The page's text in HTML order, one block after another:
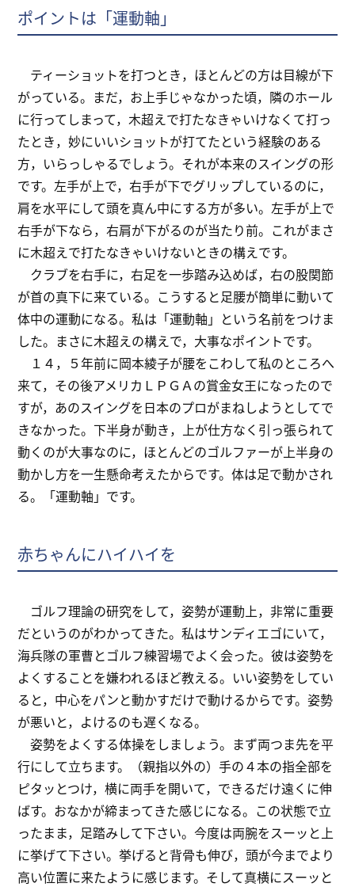
ポイントは「運動軸」
ティーショットを打つとき，ほとんどの方は目線が下
がっている。まだ，お上手じゃなかった頃，隣のホール
に行ってしまって，木超えで打たなきゃいけなくて打っ
たとき，妙にいいショットが打てたという経験のある
方，いらっしゃるでしょう。それが本来のスイングの形
です。左手が上で，右手が下でグリップしているのに，
肩を水平にして頭を真ん中にする方が多い。左手が上で
右手が下なら，右肩が下がるのが当たり前。これがまさ
に木超えで打たなきゃいけないときの構えです。
クラブを右手に，右足を一歩踏み込めば，右の股関節
が首の真下に来ている。こうすると足腰が簡単に動いて
体中の運動になる。私は「運動軸」という名前をつけま
した。まさに木超えの構えで，大事なポイントです。
１４，５年前に岡本綾子が腰をこわして私のところへ
来て，その後アメリカＬＰＧＡの賞金女王になったので
すが，あのスイングを日本のプロがまねしようとしてで
きなかった。下半身が動き，上が仕方なく引っ張られて
動くのが大事なのに，ほとんどのゴルファーが上半身の
動かし方を一生懸命考えたからです。体は足で動かされ
る。「運動軸」です。
赤ちゃんにハイハイを
ゴルフ理論の研究をして，姿勢が運動上，非常に重要
だというのがわかってきた。私はサンディエゴにいて，
海兵隊の軍曹とゴルフ練習場でよく会った。彼は姿勢を
よくすることを嫌われるほど教える。いい姿勢をしてい
ると，中心をパンと動かすだけで動けるからです。姿勢
が悪いと，よけるのも遅くなる。
姿勢をよくする体操をしましょう。まず両つま先を平
行にして立ちます。（親指以外の）手の４本の指全部を
ピタッとつけ，横に両手を開いて，できるだけ遠くに伸
ばす。おなかが締まってきた感じになる。この状態で立
ったまま，足踏みして下さい。今度は両腕をスーッと上
に挙げて下さい。挙げると背骨も伸び，頭が今までより
高い位置に来たように感じます。そして真横にスーッと